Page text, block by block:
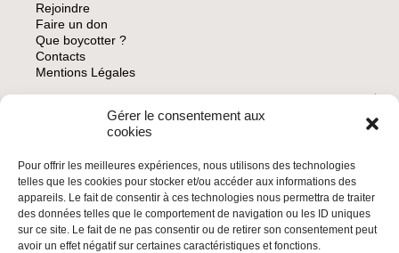
Gérer le consentement aux
cookies
Pour offrir les meilleures expériences, nous utilisons des technologies
telles que les cookies pour stocker et/ou accéder aux informations des
appareils. Le fait de consentir à ces technologies nous permettra de traiter
des données telles que le comportement de navigation ou les ID uniques
sur ce site. Le fait de ne pas consentir ou de retirer son consentement peut
avoir un effet négatif sur certaines caractéristiques et fonctions.
AU
TOUR
DE
2021
Rejoindre
Faire un don
Que boycotter ?
Contacts
Mentions Légales
ARCHIVES
INSCRIVEZ-VOUS À LA NEWSLETTER
Inscrivez-vous à la Newsletter